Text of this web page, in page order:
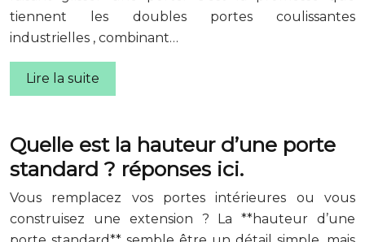
tiennent les doubles portes coulissantes
industrielles , combinant…
Lire la suite
Quelle est la hauteur d’une porte
standard ? réponses ici.
Vous remplacez vos portes intérieures ou vous
construisez une extension ? La **hauteur d’une